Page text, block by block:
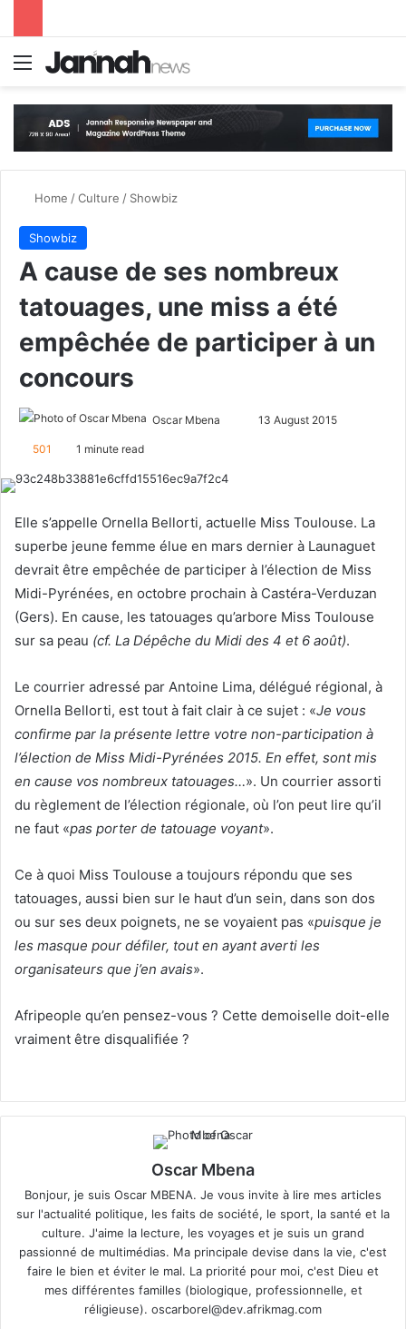
Menu
Home /Culture / Showbiz
Showbiz
A cause de ses nombreux
tatouages, une miss a été
empêchée de participer à un
concours
Oscar Mbena
n
e
m
a
i
l
13 August 2015
501 1 minute read
Elle s’appelle Ornella Bellorti, actuelle Miss Toulouse. La
superbe jeune femme élue en mars dernier à Launaguet
devrait être empêchée de participer à l’élection de Miss
Midi-Pyrénées, en octobre prochain à Castéra-Verduzan
(Gers). En cause, les tatouages qu’arbore Miss Toulouse
sur sa peau (cf. La Dépêche du Midi des 4 et 6 août).
Le courrier adressé par Antoine Lima, délégué régional, à
Ornella Bellorti, est tout à fait clair à ce sujet : «Je vous
confirme par la présente lettre votre non-participation à
l’élection de Miss Midi-Pyrénées 2015. En effet, sont mis
en cause vos nombreux tatouages…». Un courrier assorti
du règlement de l’élection régionale, où l’on peut lire qu’il
ne faut «pas porter de tatouage voyant».
Ce à quoi Miss Toulouse a toujours répondu que ses
tatouages, aussi bien sur le haut d’un sein, dans son dos
ou sur ses deux poignets, ne se voyaient pas «puisque je
les masque pour défiler, tout en ayant averti les
organisateurs que j’en avais».
Afripeople qu’en pensez-vous ? Cette demoiselle doit-elle
vraiment être disqualifiée ?
Oscar Mbena
Bonjour, je suis Oscar MBENA. Je vous invite à lire mes articles
sur l'actualité politique, les faits de société, le sport, la santé et la
culture. J'aime la lecture, les voyages et je suis un grand
passionné de multimédias. Ma principale devise dans la vie, c'est
faire le bien et éviter le mal. La priorité pour moi, c'est Dieu et
mes différentes familles (biologique, professionnelle, et
réligieuse). oscarborel@dev.afrikmag.com